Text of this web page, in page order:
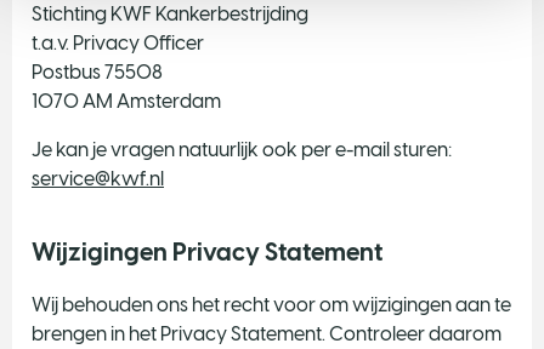
Stichting KWF Kankerbestrijding
t.a.v. Privacy Officer
Postbus 75508
1070 AM Amsterdam
Je kan je vragen natuurlijk ook per e-mail sturen:
service@kwf.nl
Wijzigingen Privacy Statement
Wij behouden ons het recht voor om wijzigingen aan te
brengen in het Privacy Statement. Controleer daarom